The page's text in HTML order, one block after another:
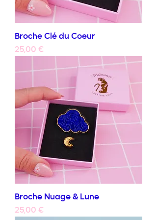
Broche Clé du Coeur
Prix
25,00 €
Broche Nuage & Lune
Prix
25,00 €